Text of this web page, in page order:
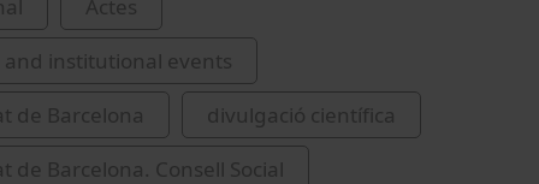
Actes
and institutional events
de Barcelona
divulgació científica
de Barcelona. Consell Social